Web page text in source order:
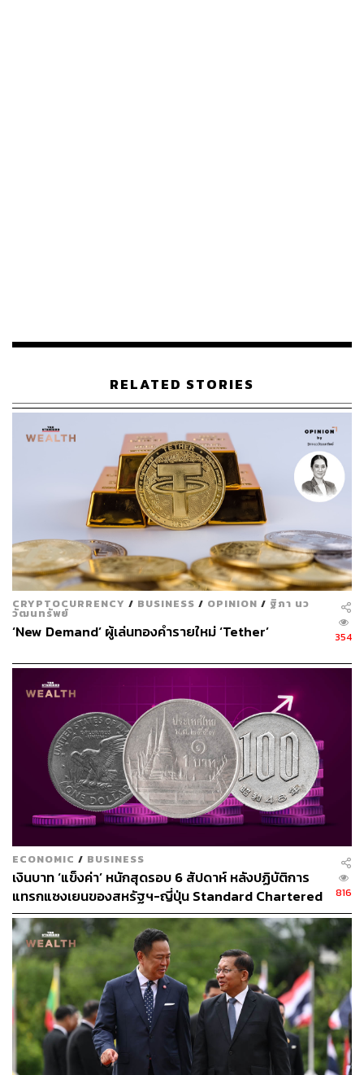
ABOUT THE AUTHOR
THE STANDARD WEALTH
สำนักข่าวเศรษฐกิจ ธุรกิจ และการลงทุน โดย
ทีมข่าว THE STANDARD
RELATED STORIES
CRYPTOCURRENCY / BUSINESS / OPINION / ฐิภา นว
วัฒนทรัพย์
‘New Demand’ ผู้เล่นทองคำรายใหม่ ‘Tether’ 354
ECONOMIC / BUSINESS
เงินบาท ‘แข็งค่า’ หนักสุดรอบ 6 สัปดาห์ หลังปฏิบัติการ
แทรกแซงเยนของสหรัฐฯ-ญี่ปุ่น Standard Chartered
เปิดเป้าสิ้นปีนี้จ่อแข็งต่อแตะ 32.50 บาทต่อดอลลาร์
816